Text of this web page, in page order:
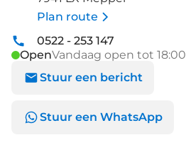
Plan route
0522 - 253 147
OpenVandaag open tot 18:00
Stuur een bericht
Stuur een WhatsApp